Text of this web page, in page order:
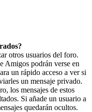
otros usuarios del foro.
Amigos podrán verse en
un rápido acceso a ver si
un mensaje privado.
los mensajes de estos
Si añade un usuario a
quedarán ocultos.